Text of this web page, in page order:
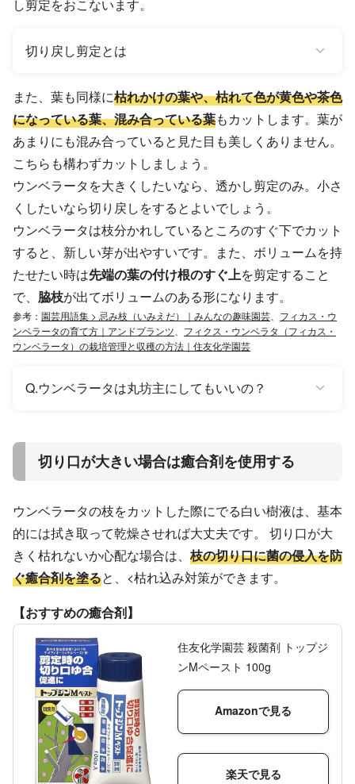
し剪定をおこないます。
切り戻し剪定とは
また、葉も同様に枯れかけの葉や、枯れて色が黄色や茶色
になっている葉、混み合っている葉もカットします。葉が
あまりにも混み合っていると見た目も美しくありません。
こちらも構わずカットしましょう。
ウンベラータを大きくしたいなら、透かし剪定のみ。小さ
くしたいなら切り戻しをするとよいでしょう。
ウンベラータは枝分かれしているところのすぐ下でカット
すると、新しい芽が出やすいです。また、ボリュームを持
たせたい時は先端の葉の付け根のすぐ上を剪定すること
で、 脇枝が出てボリュームのある形になります。
参考： 園芸用語集 > 忌み枝（いみえだ）｜みんなの趣味園芸
フィカス・ウ
ンベラータの育て方｜アンドプランツ
フィクス・ウンベラタ（フィカス・
ウンベラータ）の栽培管理と収穫の方法｜住友化学園芸
Q.ウンベラータは丸坊主にしてもいいの？
切り口が大きい場合は癒合剤を使用する
ウンベラータの枝をカットした際にでる白い樹液は、基本
的には拭き取って乾燥させれば大丈夫です。 切り口が大
きく枯れないか心配な場合は、 枝の切り口に菌の侵入を防
ぐ癒合剤を塗ると、<枯れ込み対策ができます。
【おすすめの癒合剤】
住友化学園芸 殺菌剤 トップジ
ンMペースト 100g
Amazonで見る
楽天で見る